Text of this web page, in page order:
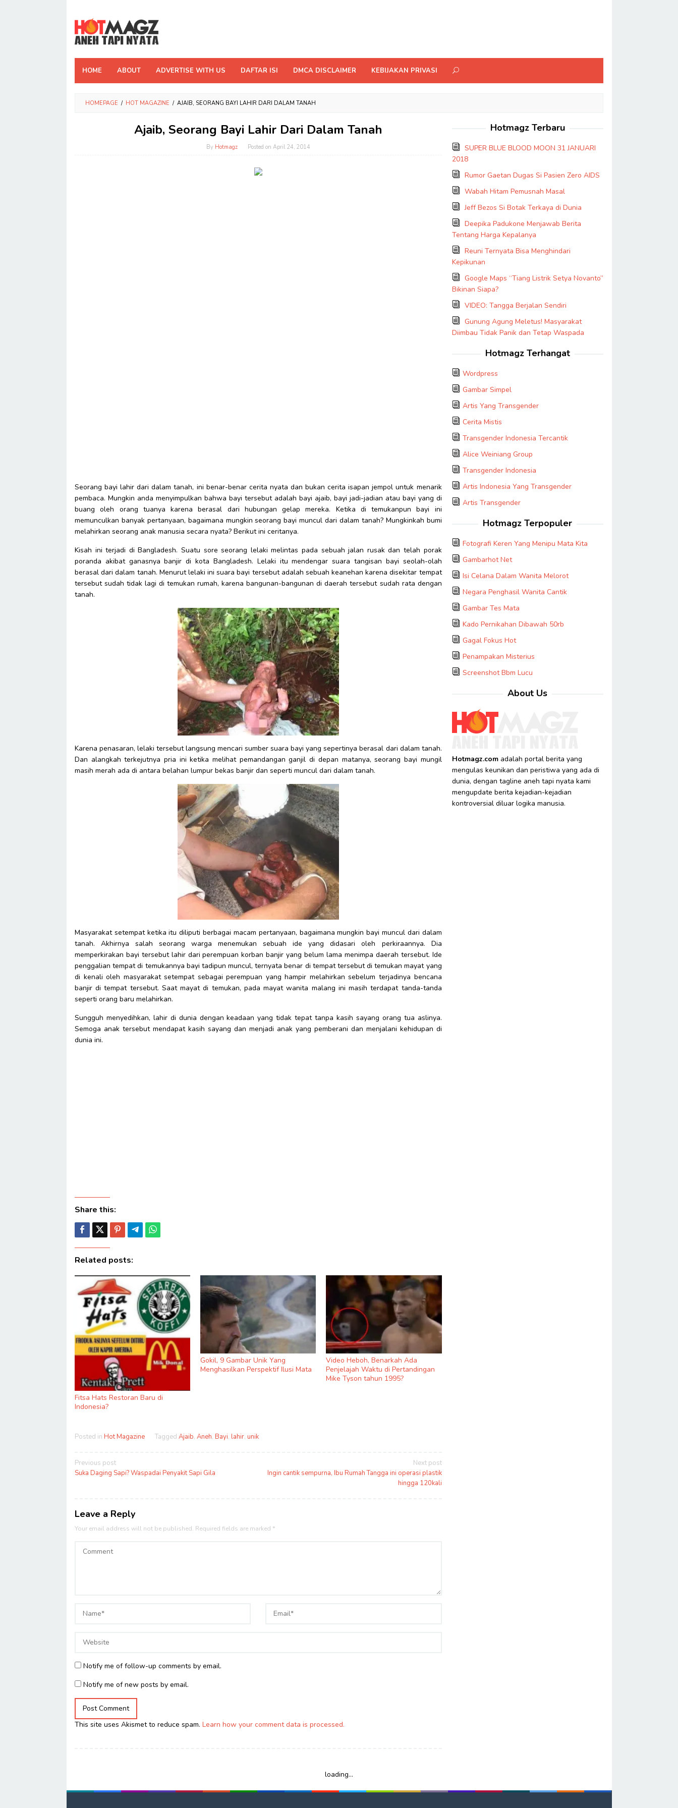
content
HOME ABOUT ADVERTISE WITH US DAFTAR ISI DMCA DISCLAIMER KEBIJAKAN PRIVASI
HOMEPAGE / HOT MAGAZINE / AJAIB, SEORANG BAYI LAHIR DARI DALAM TANAH
Ajaib, Seorang Bayi Lahir Dari Dalam Tanah
By Hotmagz Posted on April 24, 2014
Seorang bayi lahir dari dalam tanah, ini benar-benar cerita nyata dan bukan cerita isapan jempol untuk menarik
pembaca. Mungkin anda menyimpulkan bahwa bayi tersebut adalah bayi ajaib, bayi jadi-jadian atau bayi yang di
buang oleh orang tuanya karena berasal dari hubungan gelap mereka. Ketika di temukanpun bayi ini
memunculkan banyak pertanyaan, bagaimana mungkin seorang bayi muncul dari dalam tanah? Mungkinkah bumi
melahirkan seorang anak manusia secara nyata? Berikut ini ceritanya.
Kisah ini terjadi di Bangladesh. Suatu sore seorang lelaki melintas pada sebuah jalan rusak dan telah porak
poranda akibat ganasnya banjir di kota Bangladesh. Lelaki itu mendengar suara tangisan bayi seolah-olah
berasal dari dalam tanah. Menurut lelaki ini suara bayi tersebut adalah sebuah keanehan karena disekitar tempat
tersebut sudah tidak lagi di temukan rumah, karena bangunan-bangunan di daerah tersebut sudah rata dengan
tanah.
Karena penasaran, lelaki tersebut langsung mencari sumber suara bayi yang sepertinya berasal dari dalam tanah.
Dan alangkah terkejutnya pria ini ketika melihat pemandangan ganjil di depan matanya, seorang bayi mungil
masih merah ada di antara belahan lumpur bekas banjir dan seperti muncul dari dalam tanah.
Masyarakat setempat ketika itu diliputi berbagai macam pertanyaan, bagaimana mungkin bayi muncul dari dalam
tanah. Akhirnya salah seorang warga menemukan sebuah ide yang didasari oleh perkiraannya. Dia
memperkirakan bayi tersebut lahir dari perempuan korban banjir yang belum lama menimpa daerah tersebut. Ide
penggalian tempat di temukannya bayi tadipun muncul, ternyata benar di tempat tersebut di temukan mayat yang
di kenali oleh masyarakat setempat sebagai perempuan yang hampir melahirkan sebelum terjadinya bencana
banjir di tempat tersebut. Saat mayat di temukan, pada mayat wanita malang ini masih terdapat tanda-tanda
seperti orang baru melahirkan.
Sungguh menyedihkan, lahir di dunia dengan keadaan yang tidak tepat tanpa kasih sayang orang tua aslinya.
Semoga anak tersebut mendapat kasih sayang dan menjadi anak yang pemberani dan menjalani kehidupan di
dunia ini.
Share this:
Related posts:
Fitsa Hats Restoran Baru di
Indonesia?
Gokil, 9 Gambar Unik Yang
Menghasilkan Perspektif Ilusi Mata
Video Heboh, Benarkah Ada
Penjelajah Waktu di Pertandingan
Mike Tyson tahun 1995?
Posted in Hot Magazine Tagged Ajaib, Aneh, Bayi, lahir, unik
Post
navigation
Previous post
Suka Daging Sapi? Waspadai Penyakit Sapi Gila
Next post
Ingin cantik sempurna, Ibu Rumah Tangga ini operasi plastik
hingga 120kali
Leave a Reply
Your email address will not be published. Required fields are marked *
Notify me of follow-up comments by email.
Notify me of new posts by email.
This site uses Akismet to reduce spam. Learn how your comment data is processed.
Hotmagz Terbaru
SUPER BLUE BLOOD MOON 31 JANUARI
2018
Rumor Gaetan Dugas Si Pasien Zero AIDS
Wabah Hitam Pemusnah Masal
Jeff Bezos Si Botak Terkaya di Dunia
Deepika Padukone Menjawab Berita
Tentang Harga Kepalanya
Reuni Ternyata Bisa Menghindari
Kepikunan
Google Maps “Tiang Listrik Setya Novanto”
Bikinan Siapa?
VIDEO: Tangga Berjalan Sendiri
Gunung Agung Meletus! Masyarakat
Diimbau Tidak Panik dan Tetap Waspada
Hotmagz Terhangat
Wordpress
Gambar Simpel
Artis Yang Transgender
Cerita Mistis
Transgender Indonesia Tercantik
Alice Weiniang Group
Transgender Indonesia
Artis Indonesia Yang Transgender
Artis Transgender
Hotmagz Terpopuler
Fotografi Keren Yang Menipu Mata Kita
Gambarhot Net
Isi Celana Dalam Wanita Melorot
Negara Penghasil Wanita Cantik
Gambar Tes Mata
Kado Pernikahan Dibawah 50rb
Gagal Fokus Hot
Penampakan Misterius
Screenshot Bbm Lucu
About Us
Hotmagz.comadalah portal berita yang
mengulas keunikan dan peristiwa yang ada di
dunia, dengan tagline aneh tapi nyata kami
mengupdate berita kejadian-kejadian
kontroversial diluar logika manusia.
loading...